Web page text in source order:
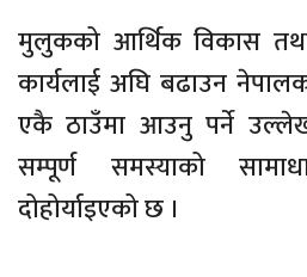
मुलुकको आर्थिक विकास
कार्यलाई अघि बढाउन
एकै ठाउँमा आउनु पर्ने उल्लेख
सम्पूर्ण समस्याको
दोहोर्याइएको छ ।